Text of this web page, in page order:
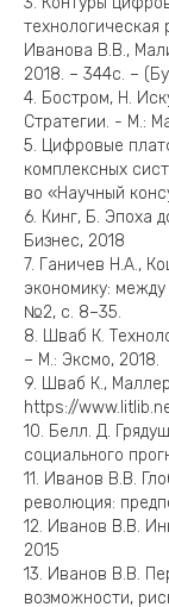
Иванова В.В.,
2018. – 344с. –
4. Бостром, Н.
Стратегии. - М.:
5. Цифровые
комплексных
во «Научный
6. Кинг, Б. Эпоха
Бизнес, 2018
7. Ганичев Н.А.,
экономику:
№2, с. 8–35.
8. Шваб К.
– М.: Эксмо, 2018.
9. Шваб К.,
https://
10. Белл. Д.
социального
11. Иванов В.В.
революция:
12. Иванов В.В.
2015
13. Иванов В.В.
возможности,